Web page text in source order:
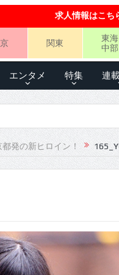
求人情報はこち
関東
東海
中部
エンタメ 特集 連
発の新ヒロイン！